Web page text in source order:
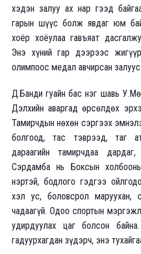
хэдэн залуу ах нар гээд
гарын шүүс болж явдаг юм
хоёр хоёулаа гавъяат
Энэ хүний гар дээрээс
олимпоос медал авчирсан залуус.
Д.Банди гуайн бас нэг шавь
Дэлхийн аваргад өрсөлдөх
Тамирчдын нөхөн сэргээх
болгоод, тас тэврээд, таг
дараагийн тамирчдаа
Сэрдамба нь Боксын
нэртэй, бодлого гэдгээ
хэл ус, боловсрол маруухан,
чадаагүй. Одоо спортын
удирдуулах цаг болсон
гадуурхагдан зүдэрч, энэ